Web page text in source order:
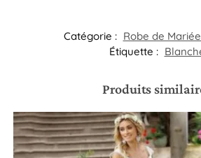
Catégorie : Robe de
Étiquette :
Produits